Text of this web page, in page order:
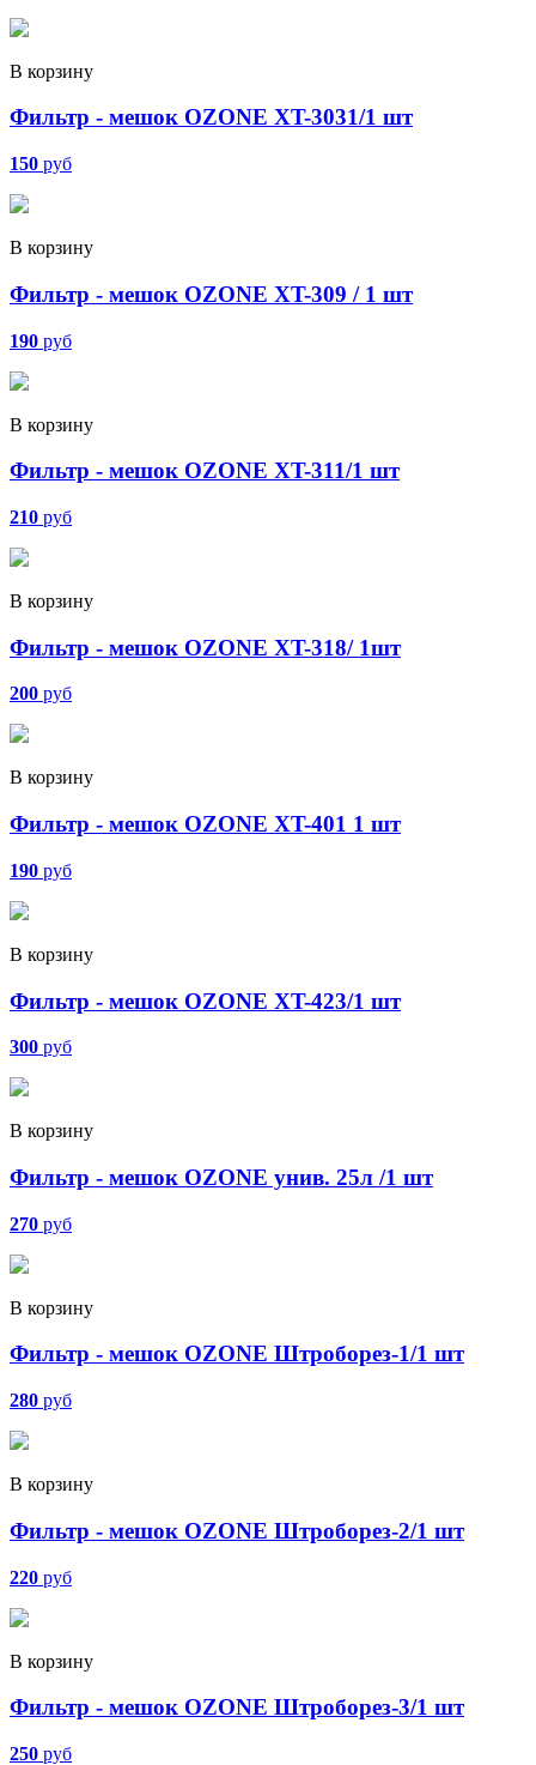
В корзину
Фильтр - мешок OZONE XT-3031/1 шт
150 руб
В корзину
Фильтр - мешок OZONE XT-309 / 1 шт
190 руб
В корзину
Фильтр - мешок OZONE XT-311/1 шт
210 руб
В корзину
Фильтр - мешок OZONE XT-318/ 1шт
200 руб
В корзину
Фильтр - мешок OZONE XT-401 1 шт
190 руб
В корзину
Фильтр - мешок OZONE XT-423/1 шт
300 руб
В корзину
Фильтр - мешок OZONE унив. 25л /1 шт
270 руб
В корзину
Фильтр - мешок OZONE Штроборез-1/1 шт
280 руб
В корзину
Фильтр - мешок OZONE Штроборез-2/1 шт
220 руб
В корзину
Фильтр - мешок OZONE Штроборез-3/1 шт
250 руб